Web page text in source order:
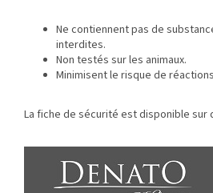
Ne contiennent pas de
interdites.
Non testés sur les animaux.
Minimisent le risque de
La fiche de sécurité est disponible sur